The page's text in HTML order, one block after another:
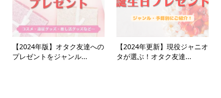
【2024年版】オタク友達への
プレゼントをジャンル...
【2024年更新】現役ジャニオ
タが選ぶ！オタク友達...